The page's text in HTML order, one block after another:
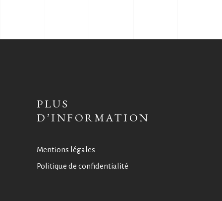
PLUS
D’INFORMATION
Mentions légales
Politique de confidentialité